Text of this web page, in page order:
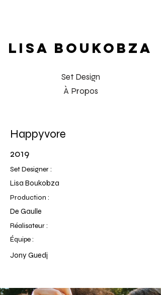
LISA BOUKOBZA
Set Design
À Propos
Happyvore
2019
Set Designer :
Lisa Boukobza
Production :
De Gaulle
Réalisateur :
Équipe :
Jony Guedj